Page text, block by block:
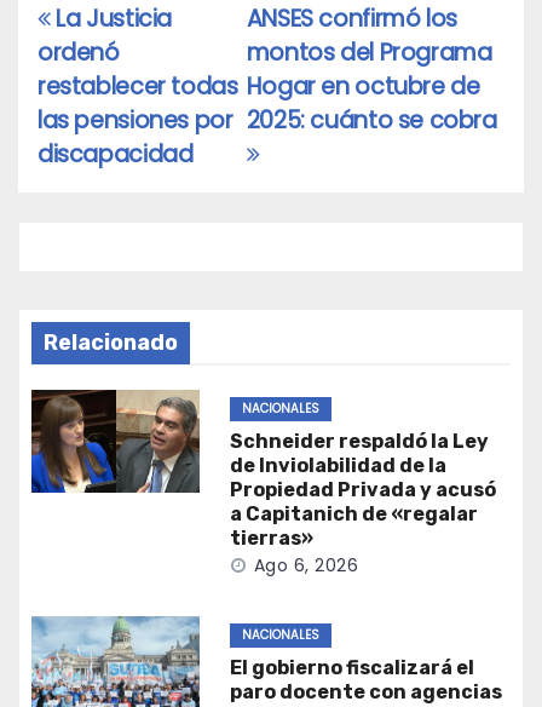
Navegación
de
entradas
ANSES confirmó los
montos del Programa
Hogar en octubre de
2025: cuánto se cobra
La Justicia
ordenó
restablecer todas
las pensiones por
discapacidad
Relacionado
NACIONALES
Schneider respaldó la Ley
de Inviolabilidad de la
Propiedad Privada y acusó
a Capitanich de «regalar
tierras»
Ago 6, 2026
NACIONALES
El gobierno fiscalizará el
paro docente con agencias